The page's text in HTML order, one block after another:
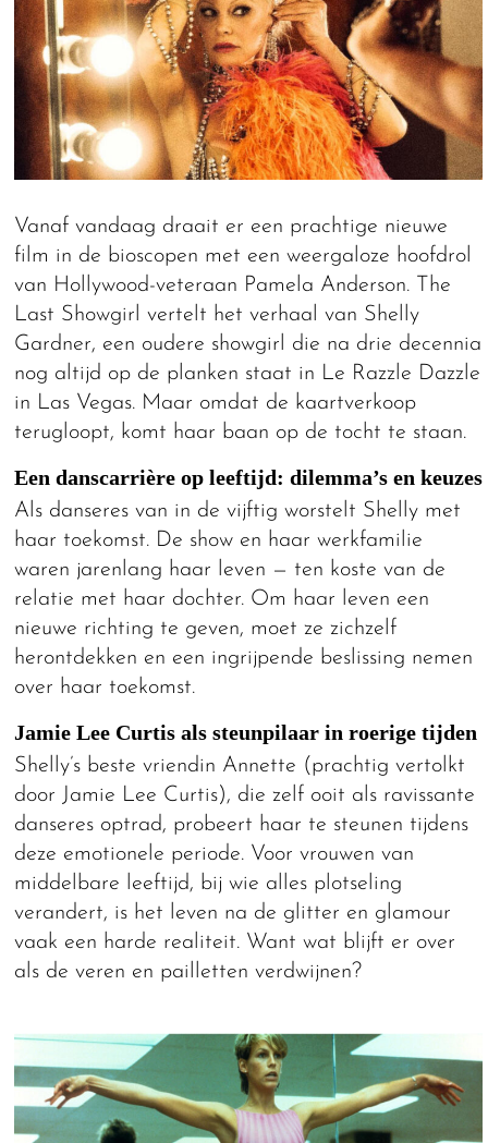
Vanaf vandaag draait er een prachtige nieuwe
film in de bioscopen met een weergaloze hoofdrol
van Hollywood-veteraan Pamela Anderson. The
Last Showgirl vertelt het verhaal van Shelly
Gardner, een oudere showgirl die na drie decennia
nog altijd op de planken staat in Le Razzle Dazzle
in Las Vegas. Maar omdat de kaartverkoop
terugloopt, komt haar baan op de tocht te staan.
Een danscarrière op leeftijd: dilemma’s en keuzes
Als danseres van in de vijftig worstelt Shelly met
haar toekomst. De show en haar werkfamilie
waren jarenlang haar leven — ten koste van de
relatie met haar dochter. Om haar leven een
nieuwe richting te geven, moet ze zichzelf
herontdekken en een ingrijpende beslissing nemen
over haar toekomst.
Jamie Lee Curtis als steunpilaar in roerige tijden
Shelly’s beste vriendin Annette (prachtig vertolkt
door Jamie Lee Curtis), die zelf ooit als ravissante
danseres optrad, probeert haar te steunen tijdens
deze emotionele periode. Voor vrouwen van
middelbare leeftijd, bij wie alles plotseling
verandert, is het leven na de glitter en glamour
vaak een harde realiteit. Want wat blijft er over
als de veren en pailletten verdwijnen?